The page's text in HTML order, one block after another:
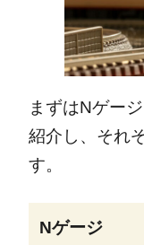
まずはNゲー
紹介し、それ
す。
Nゲージ